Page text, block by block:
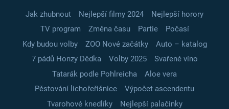
Jak zhubnout Nejlepší filmy 2024
Nejlepší horory
TV program
Změna času Partie
Počasí
Kdy budou volby
ZOO Nové začátky
Auto – katalog
7 pádů Honzy Dědka
Volby 2025
Svařené víno
Tatarák podle Pohlreicha
Aloe vera
Pěstování lichořeřišnice
Výpočet ascendentu
Tvarohové knedlíky
Nejlepší palačinky